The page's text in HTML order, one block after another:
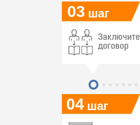
04
03 шаг
шаг
Заключите
договор